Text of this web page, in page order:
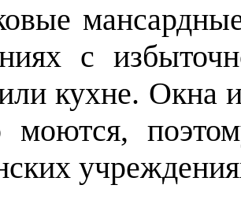
с
кухне. Окна
моются,